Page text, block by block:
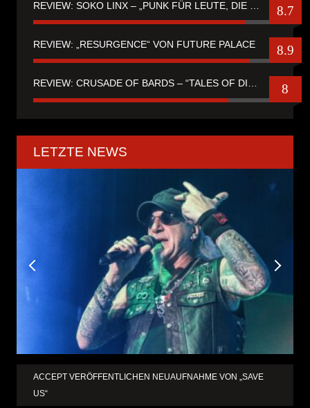
8.7
REVIEW: „RESURGENCE“ VON FUTURE PALACE 8.9
REVIEW: CRUSADE OF BARDS – “TALES OF DISTANT WORLDS“ 8
LETZTE NEWS
ACCEPT VERÖFFENTLICHEN NEUAUFNAHME VON „SAVE
US“